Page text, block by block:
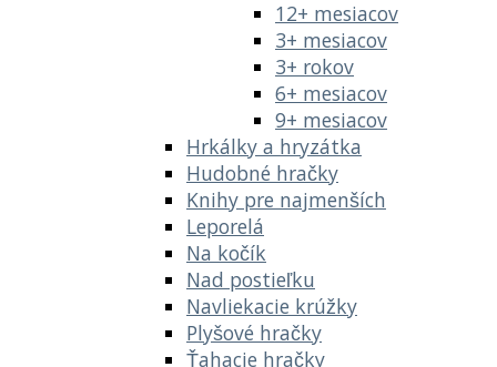
12+ mesiacov
3+ mesiacov
3+ rokov
6+ mesiacov
9+ mesiacov
Hrkálky a hryzátka
Hudobné hračky
Knihy pre najmenších
Leporelá
Na kočík
Nad postieľku
Navliekacie krúžky
Plyšové hračky
Ťahacie hračky